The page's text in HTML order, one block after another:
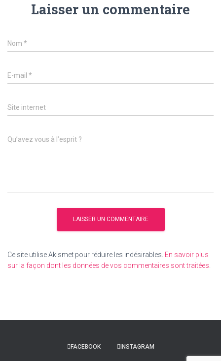
Laisser un commentaire
Nom *
E-mail *
Site internet
Qu’avez vous à l’esprit ?
Ce site utilise Akismet pour réduire les indésirables. En savoir plus
sur la façon dont les données de vos commentaires sont traitées.
FACEBOOK INSTAGRAM